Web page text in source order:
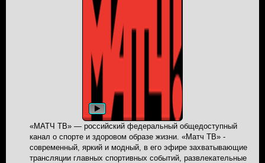
«МАТЧ ТВ» — российский федеральный общедоступный
канал о спорте и здоровом образе жизни. «Матч ТВ» -
современный, яркий и модный, в его эфире захватывающие
трансляции главных спортивных событий, развлекательные